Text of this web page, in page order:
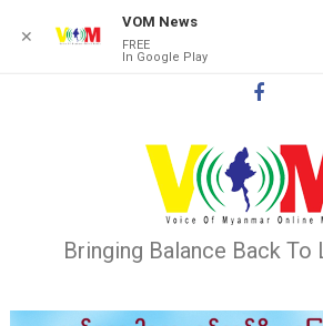
Bringing Balance Back To
✕
VOM News
FREE
In Google Play